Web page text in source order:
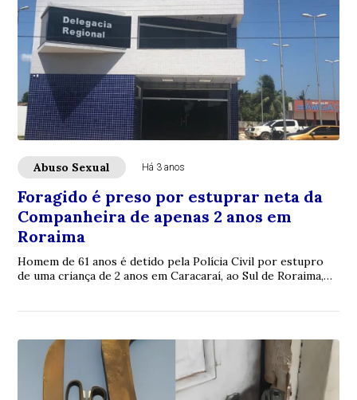
Abuso Sexual Há 3 anos
Foragido é preso por estuprar neta da
Companheira de apenas 2 anos em
Roraima
Homem de 61 anos é detido pela Polícia Civil por estupro
de uma criança de 2 anos em Caracaraí, ao Sul de Roraima,